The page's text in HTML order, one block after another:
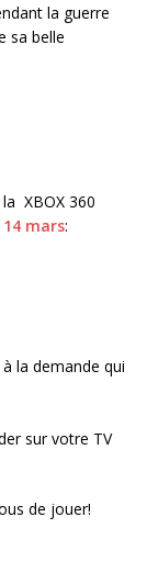
la guerre
sa belle
XBOX 360
mars:
à la demande qui
sur votre TV
de jouer!